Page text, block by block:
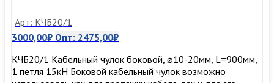
Арт: КЧБ20/1
3000,00₽ Опт: 2475,00₽
КЧБ20/1 Кабельный чулок боковой, ⌀10-20мм, L=900мм,
1 петля 15кН Боковой кабельный чулок возможно